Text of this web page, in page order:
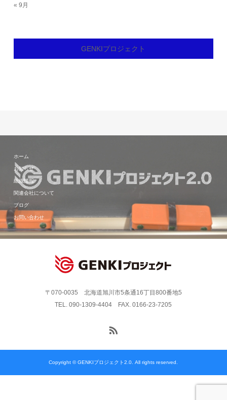
« 9月
GENKIプロジェクト
ホーム
お知らせ
組織情報
関連会社について
ブログ
お問い合わせ
〒070-0035 北海道旭川市5条通16丁目800番地5
TEL. 090-1309-4404 FAX. 0166-23-7205
Copyright © GENKIプロジェクト2.0. All rights reserved.